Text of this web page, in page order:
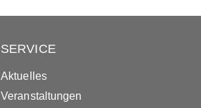
SERVICE
Aktuelles
Veranstaltungen